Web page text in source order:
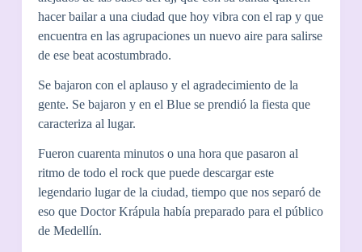
hacer bailar a una ciudad que hoy vibra con el rap y que
encuentra en las agrupaciones un nuevo aire para salirse
de ese beat acostumbrado.
Se bajaron con el aplauso y el agradecimiento de la
gente. Se bajaron y en el Blue se prendió la fiesta que
caracteriza al lugar.
Fueron cuarenta minutos o una hora que pasaron al
ritmo de todo el rock que puede descargar este
legendario lugar de la ciudad, tiempo que nos separó de
eso que Doctor Krápula había preparado para el público
de Medellín.